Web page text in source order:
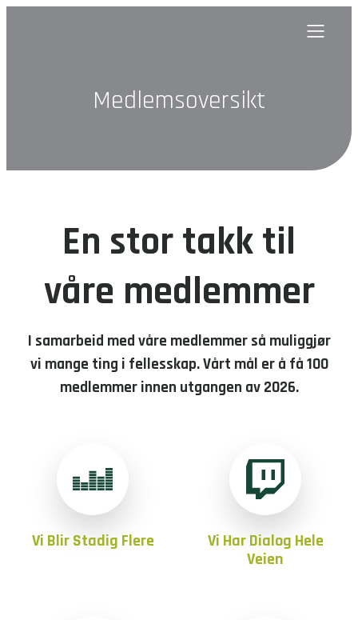
Medlemsoversikt
En stor takk til
våre medlemmer
I samarbeid med våre medlemmer så muliggjør
vi mange ting i fellesskap. Vårt mål er å få 100
medlemmer innen utgangen av 2026.
Vi Blir Stadig Flere
Vi Har Dialog Hele
Veien